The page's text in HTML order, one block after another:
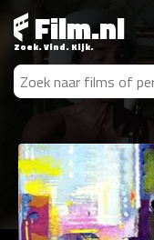
Film.nl
Zoek. Vind. Kijk.